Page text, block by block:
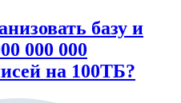
базу и
000 000
на 100ТБ?